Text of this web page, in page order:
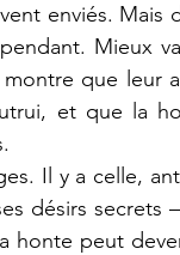
enviés. Mais
Mieux
que leur
et que la
Il y a celle,
désirs
honte peut